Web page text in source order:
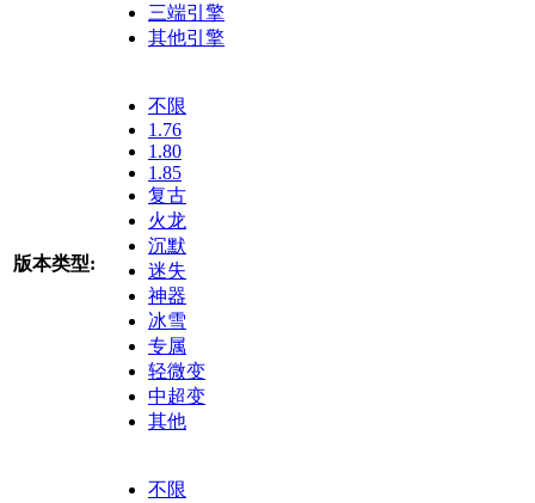
三端引擎
其他引擎
版本类型:
不限
1.76
1.80
1.85
复古
火龙
沉默
迷失
神器
冰雪
专属
轻微变
中超变
其他
不限